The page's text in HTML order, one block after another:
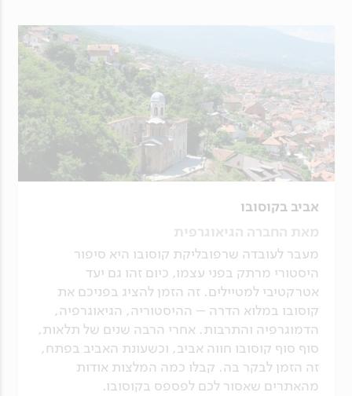
אביב בקוסובו
מאת החברה הגיאוגרפית
מעבר לעובדה שרפובליקת קוסובו היא סיפור
היסטורי מרתק בפני עצמו, כיום זהו גם יעד
אטרקטיבי למטיילים. זה הזמן להציג בפניכם את
קוסובו במלוא הדרה – ההיסטוריה, הגיאוגרפיה,
הדמוגרפיה והתרבות. אחרי הרבה שנים של תלאות,
סוף סוף קוסובו חווה אביב, וכשעונת האביב בפתח,
זה הזמן לבקר בה. קבלו כמה המלצות אודות
מהאתרים שאסור לכם לפספס בקוסובו.